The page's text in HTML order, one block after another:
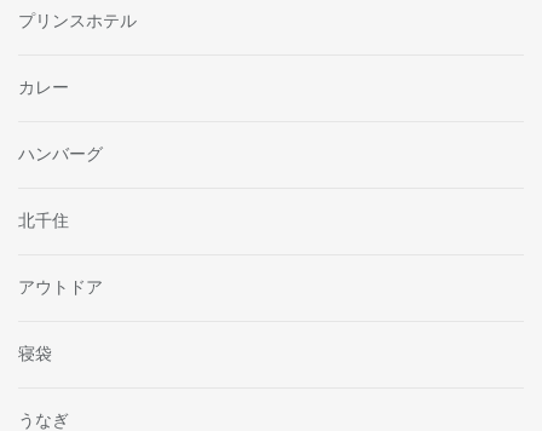
プリンスホテル
カレー
ハンバーグ
北千住
アウトドア
寝袋
うなぎ